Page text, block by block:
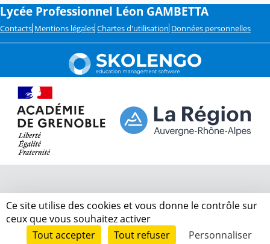
Lycée Professionnel Léon GAMBETTA
Contacts Mentions légales Chartes d'utilisation Données personnelles
Ce site utilise des cookies et vous donne le contrôle sur
ceux que vous souhaitez activer
Tout accepter
Tout refuser Personnaliser